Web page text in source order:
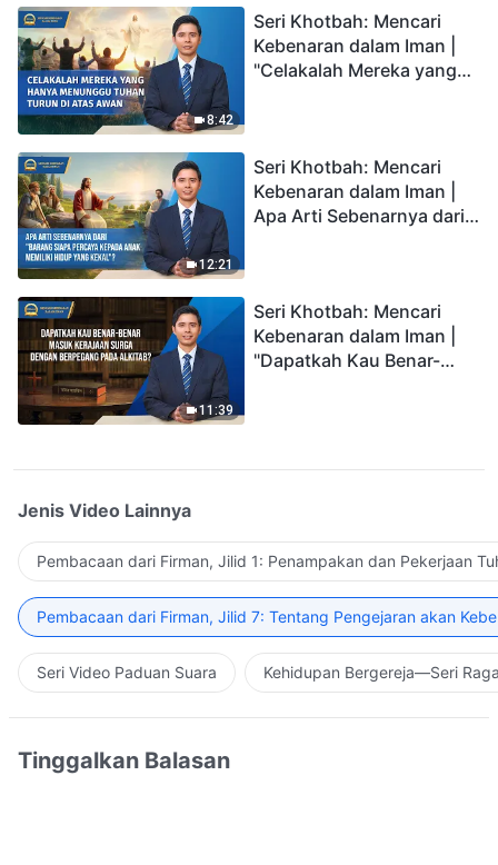
8:42
Seri Khotbah: Mencari
Kebenaran dalam Iman |
"Celakalah Mereka yang
12:21
Seri Khotbah: Mencari
Kebenaran dalam Iman |
Apa Arti Sebenarnya dari
11:39
Seri Khotbah: Mencari
Kebenaran dalam Iman |
"Dapatkah Kau Benar-
Jenis Video Lainnya
Pembacaan dari Firman, Jilid 1: Penampakan dan Pekerjaan
Pembacaan dari Firman, Jilid 7: Tentang Pengejaran akan
Seri Video Paduan Suara Kehidupan Bergereja—Seri
Tinggalkan Balasan